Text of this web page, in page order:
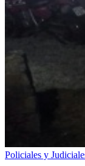
Policiales y